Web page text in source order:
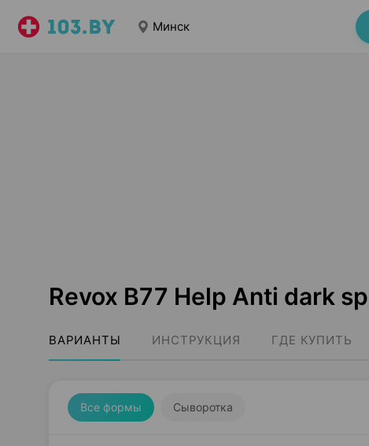
Минск
Revox B77 Help Anti dark
ВАРИАНТЫ ИНСТРУКЦИЯ ГДЕ КУПИТЬ
Все формы Сыворотка